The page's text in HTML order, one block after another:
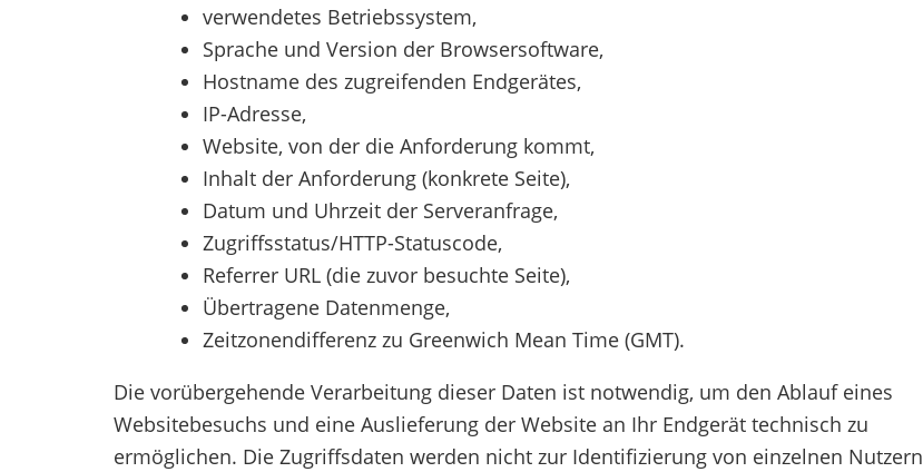
verwendetes Betriebssystem,
Sprache und Version der Browsersoftware,
Hostname des zugreifenden Endgerätes,
IP-Adresse,
Website, von der die Anforderung kommt,
Inhalt der Anforderung (konkrete Seite),
Datum und Uhrzeit der Serveranfrage,
Zugriffsstatus/HTTP-Statuscode,
Referrer URL (die zuvor besuchte Seite),
Übertragene Datenmenge,
Zeitzonendifferenz zu Greenwich Mean Time (GMT).
Die vorübergehende Verarbeitung dieser Daten ist notwendig, um den Ablauf eines
Websitebesuchs und eine Auslieferung der Website an Ihr Endgerät technisch zu
ermöglichen. Die Zugriffsdaten werden nicht zur Identifizierung von einzelnen Nutzern